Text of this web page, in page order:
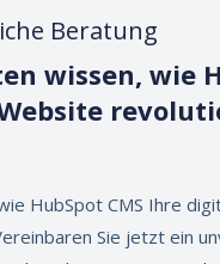
User des HubSpot
E-Mails,
oder ganze
aber auch kostenlos
Beratung
wissen, wie
HubSpot CMS Ihre
Sie jetzt ein